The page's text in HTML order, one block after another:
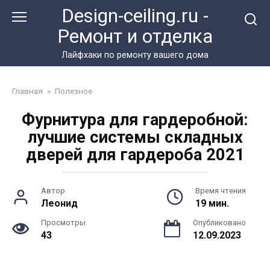
Design-ceiling.ru -
Ремонт и отделка
Лайфхаки по ремонту вашего дома
Главная » Полезное
Фурнитура для гардеробной:
лучшие системы складных
дверей для гардероба 2021
Автор
Леонид
Время чтения
19 мин.
Просмотры
43
Опубликовано
12.09.2023